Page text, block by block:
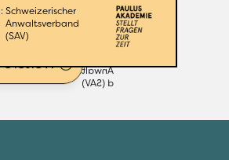
Justiz für die
Strafuntersuchung.
Organisation:
Akademie Zürich
Anwaltsverban
d (SAV)
Infos
Schweizerischer
Anwaltsverband
(SAV)